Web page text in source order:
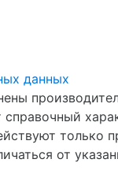
данных
только
от